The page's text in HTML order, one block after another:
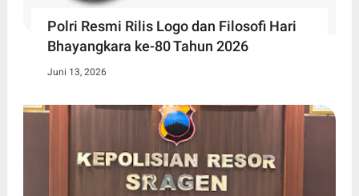
Polri Resmi Rilis Logo dan Filosofi Hari
Bhayangkara ke-80 Tahun 2026
Juni 13, 2026